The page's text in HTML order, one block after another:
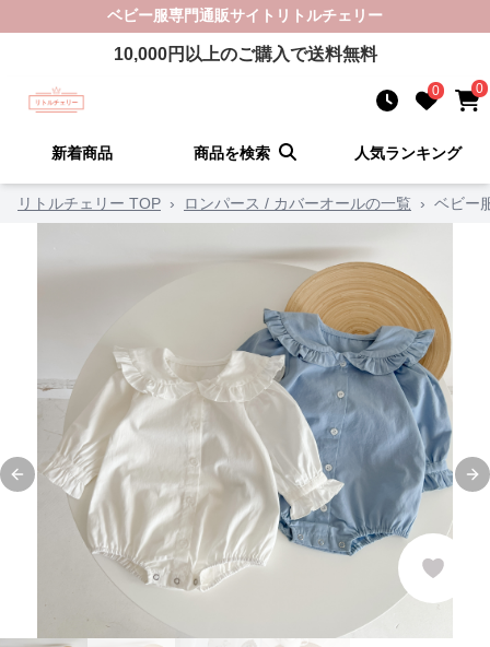
ベビー服専門通販サイト リトルチェリー
10,000円以上のご購入で送料無料
0 0
新着商品 商品を検索 人気ランキング
リトルチェリー TOP › ロンパース / カバーオールの一覧 › ベビー
Previous slide